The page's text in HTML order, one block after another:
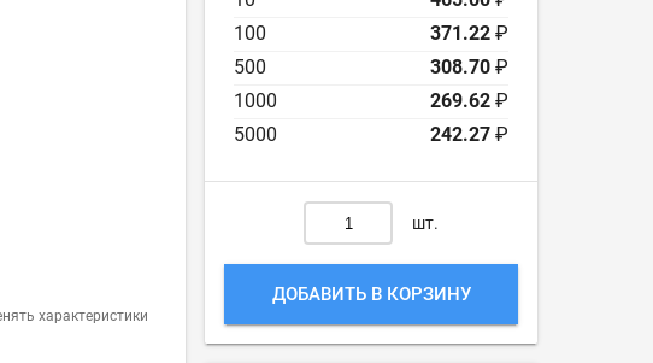
характеристики
100
371.22 ₽
500
308.70 ₽
1000
269.62 ₽
5000
242.27 ₽
шт.
ДОБАВИТЬ В КОРЗИНУ